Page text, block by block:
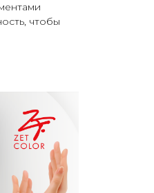
чтобы